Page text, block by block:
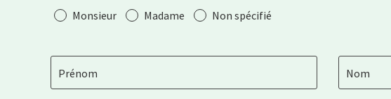
Salutation
Monsieur Madame Non spécifié
Prénom Nom